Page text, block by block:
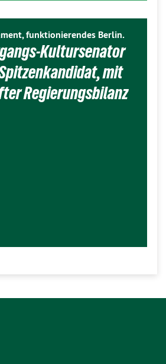
funktionierendes Berlin.
Kultursenator
mit
Regierungsbilanz